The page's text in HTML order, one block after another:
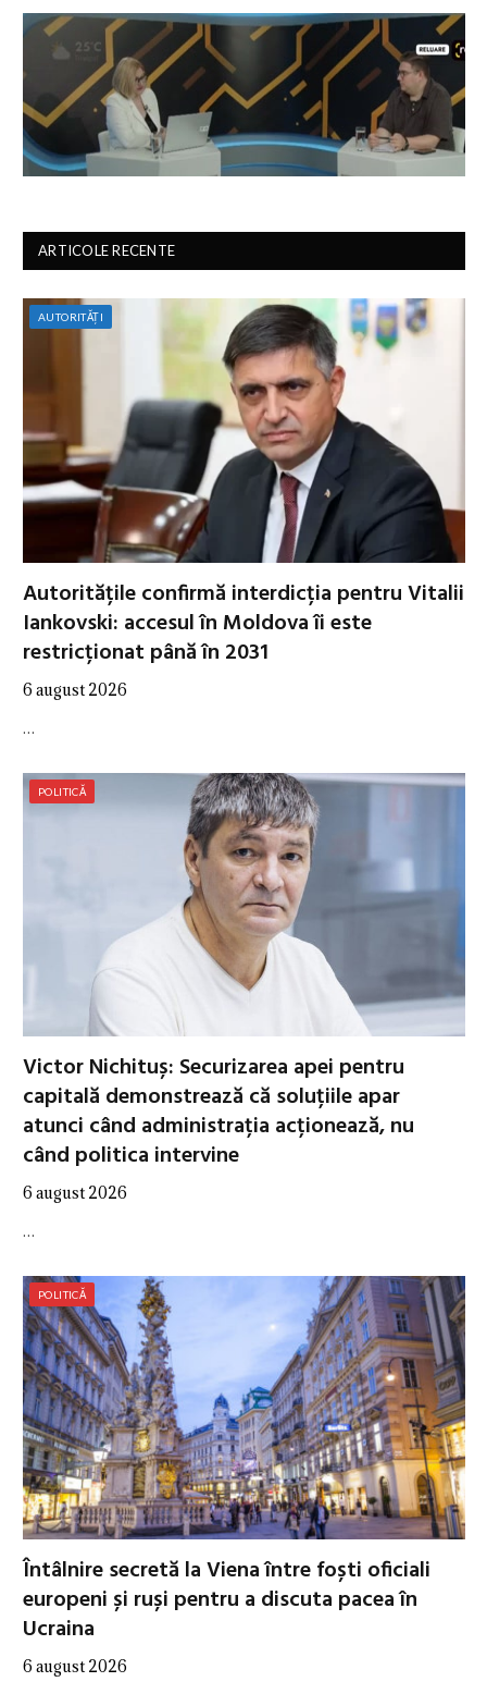
ARTICOLE RECENTE
AUTORITĂȚI
Autoritățile confirmă interdicția pentru Vitalii
Iankovski: accesul în Moldova îi este
restricționat până în 2031
6 august 2026
…
POLITICĂ
Victor Nichituș: Securizarea apei pentru
capitală demonstrează că soluțiile apar
atunci când administrația acționează, nu
când politica intervine
6 august 2026
…
POLITICĂ
Întâlnire secretă la Viena între foști oficiali
europeni și ruși pentru a discuta pacea în
Ucraina
6 august 2026